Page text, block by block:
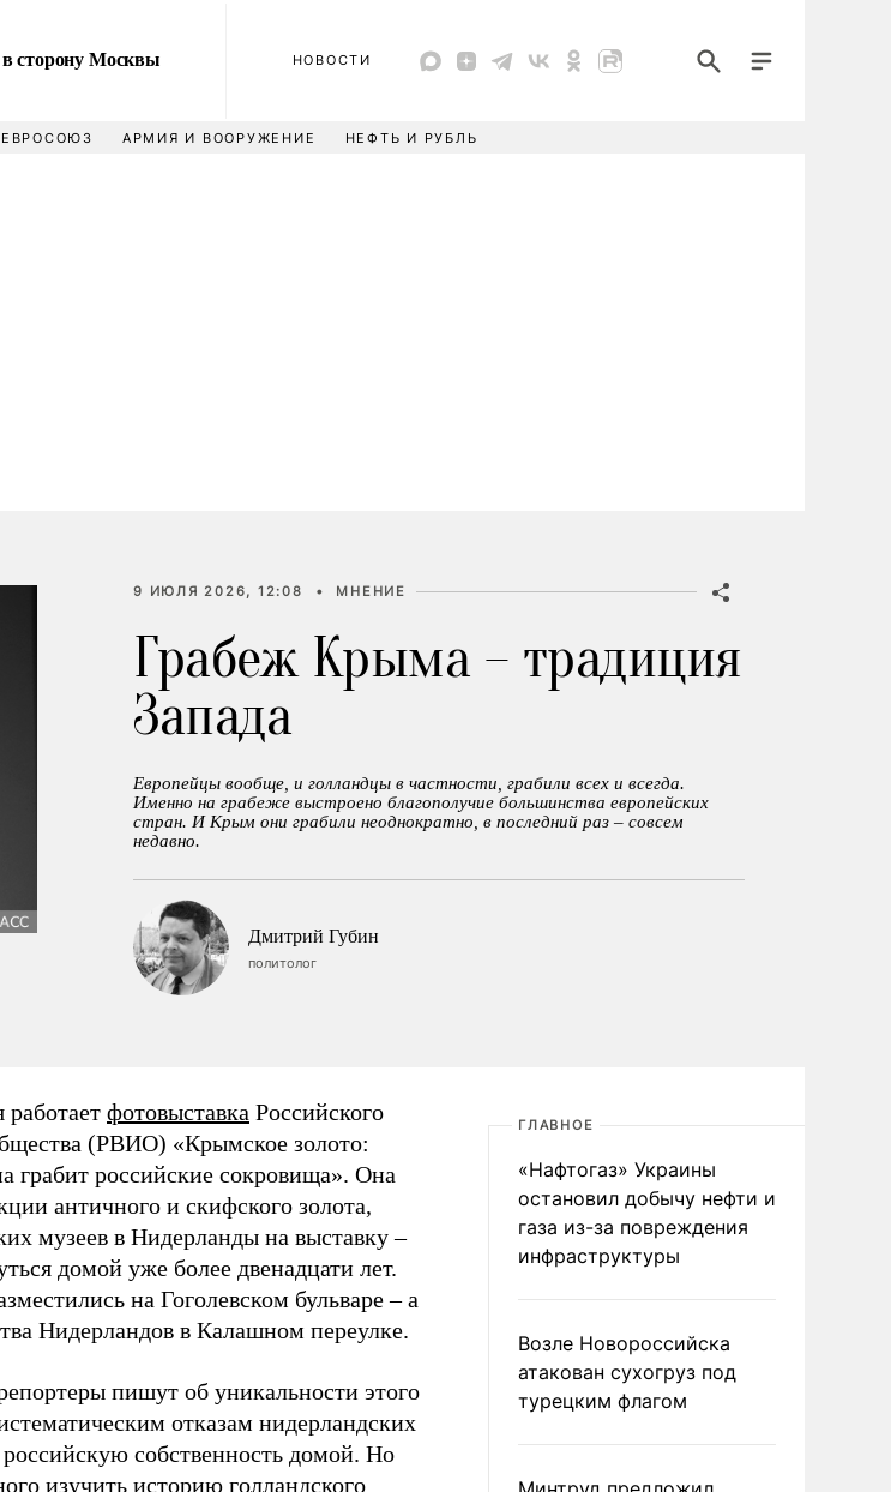
сторону Москвы
НОВОСТИ
ЕВРОСОЮЗ АРМИЯ И ВООРУЖЕНИЕ НЕФТЬ И РУБЛЬ
9 ИЮЛЯ 2026, 12:08 • МНЕНИЕ
Грабеж Крыма – традиция
Запада
Европейцы вообще, и голландцы в частности, грабили всех и всегда.
Именно на грабеже выстроено благополучие большинства европейских
стран. И Крым они грабили неоднократно, в последний раз – совсем
недавно.
Дмитрий Губин
политолог
фотовыставка Российского
(РВИО) «Крымское золото:
грабит российские сокровища». Она
античного и скифского золота,
музеев в Нидерланды на выставку –
домой уже более двенадцати лет.
на Гоголевском бульваре – а
Нидерландов в Калашном переулке.
пишут об уникальности этого
отказам нидерландских
российскую собственность домой. Но
изучить историю голландского
ГЛАВНОЕ
«Нафтогаз» Украины
остановил добычу нефти и
газа из-за повреждения
инфраструктуры
Возле Новороссийска
атакован сухогруз под
турецким флагом